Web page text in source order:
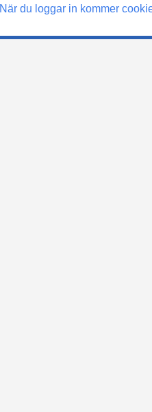
När du loggar in kommer